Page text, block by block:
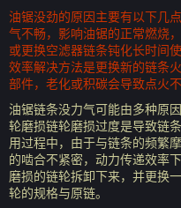
油锯没劲的原因主要有以下几
气不畅，影响油锯的正常燃烧
或更换空滤器链条钝化长时间
效率解决方法是更换新的链条
部件，老化或积碳会导致点火不
油锯链条没力气可能由多种原
轮磨损链轮磨损过度是导致链
用过程中，由于与链条的频繁
的啮合不紧密，动力传递效率
磨损的链轮拆卸下来，并更换
轮的规格与原链。